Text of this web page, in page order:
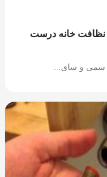
نظافت خانه درست
سمی و سای...